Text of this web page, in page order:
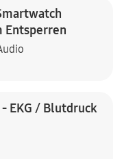
Entsperren
EKG / Blutdruck